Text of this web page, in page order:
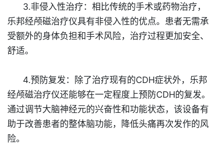
3.非侵入性治疗：相比传统的手术或药物治疗，
乐邦经颅磁治疗仪具有非侵入性的优点。患者无需承
受额外的身体负担和手术风险，治疗过程更加安全、
舒适。
4.预防复发：除了治疗现有的CDH症状外，乐邦
经颅磁治疗仪还能够在一定程度上预防CDH的复发。
通过调节大脑神经元的兴奋性和功能状态，该设备有
助于改善患者的整体脑功能，降低头痛再次发作的风
险。